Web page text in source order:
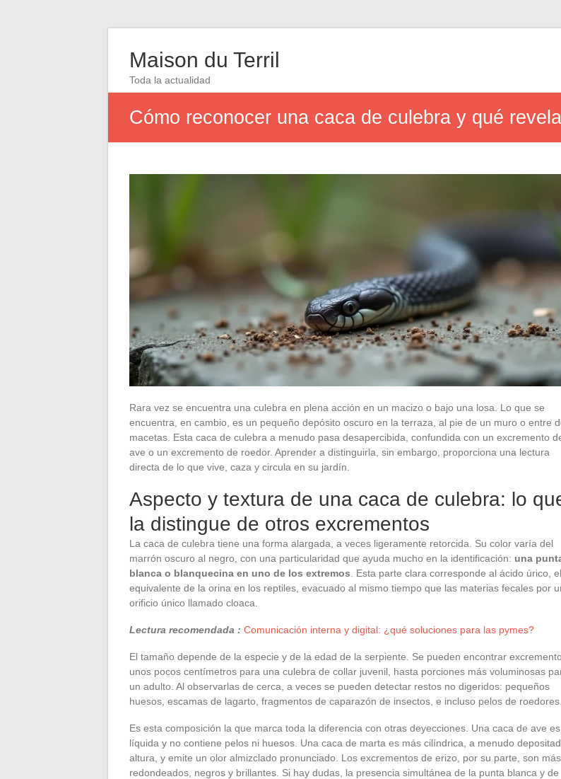
Maison du Terril
Toda la actualidad
Cómo reconocer una caca de culebra y qué
Rara vez se encuentra una culebra en plena acción en un macizo o bajo una losa. Lo que se
encuentra, en cambio, es un pequeño depósito oscuro en la terraza, al pie de un muro o entre
macetas. Esta caca de culebra a menudo pasa desapercibida, confundida con un excremento
ave o un excremento de roedor. Aprender a distinguirla, sin embargo, proporciona una lectura
directa de lo que vive, caza y circula en su jardín.
Aspecto y textura de una caca de culebra: lo
la distingue de otros excrementos
La caca de culebra tiene una forma alargada, a veces ligeramente retorcida. Su color varía del
marrón oscuro al negro, con una particularidad que ayuda mucho en la identificación: una
blanca o blanquecina en uno de los extremos . Esta parte clara corresponde al ácido úrico, el
equivalente de la orina en los reptiles, evacuado al mismo tiempo que las materias fecales por
orificio único llamado cloaca.
Lectura recomendada : Comunicación interna y digital: ¿qué soluciones para las pymes?
El tamaño depende de la especie y de la edad de la serpiente. Se pueden encontrar
unos pocos centímetros para una culebra de collar juvenil, hasta porciones más voluminosas
un adulto. Al observarlas de cerca, a veces se pueden detectar restos no digeridos: pequeños
huesos, escamas de lagarto, fragmentos de caparazón de insectos, e incluso pelos de roedores.
Es esta composición la que marca toda la diferencia con otras deyecciones. Una caca de ave
líquida y no contiene pelos ni huesos. Una caca de marta es más cilíndrica, a menudo
altura, y emite un olor almizclado pronunciado. Los excrementos de erizo, por su parte, son más
redondeados, negros y brillantes. Si hay dudas, la presencia simultánea de la punta blanca y de